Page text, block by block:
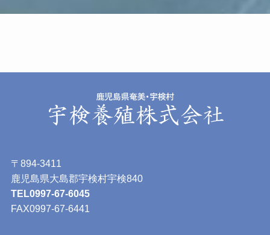
〒894-3411
鹿児島県大島郡宇検村宇検840
TEL0997-67-6045
FAX0997-67-6441